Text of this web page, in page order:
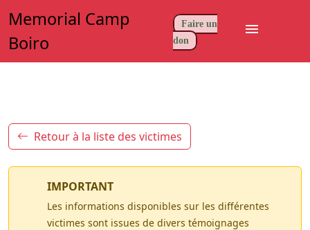
Memorial Camp
Boiro
Faire un
don
menu
Retour à la liste des victimes
IMPORTANT
Les informations disponibles sur les différentes
victimes sont issues de divers témoignages